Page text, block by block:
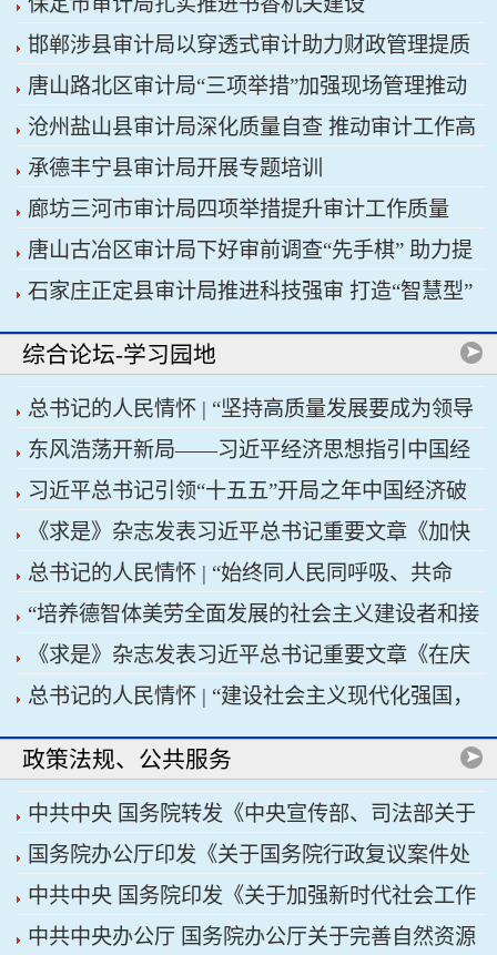
邯郸涉县审计局以穿透式审计助力财政管理提质
增效
唐山路北区审计局“三项举措”加强现场管理推动
审计工作科学规范
沧州盐山县审计局深化质量自查 推动审计工作高
质量发展
承德丰宁县审计局开展专题培训
廊坊三河市审计局四项举措提升审计工作质量
唐山古冶区审计局下好审前调查“先手棋” 助力提
升项目质效
石家庄正定县审计局推进科技强审 打造“智慧型”
审计机关
综合论坛-学习园地
总书记的人民情怀 | “坚持高质量发展要成为领导
干部政绩观的重要内容”
东风浩荡开新局——习近平经济思想指引中国经
济高质量发展行稳致远
习近平总书记引领“十五五”开局之年中国经济破
浪前行
《求是》杂志发表习近平总书记重要文章《加快
建设健康中国》
总书记的人民情怀 | “始终同人民同呼吸、共命
运、心连心”
“培养德智体美劳全面发展的社会主义建设者和接
班人”——习近平总书记的重要论述指引基础教育
改革发展开创新局面
《求是》杂志发表习近平总书记重要文章《在庆
祝中国共产党成立105周年大会上的讲话》
总书记的人民情怀 | “建设社会主义现代化强国，
关键在科技自立自强”
政策法规、公共服务
中共中央 国务院转发《中央宣传部、司法部关于
开展法治宣传教育的第九个五年规划（2026——
2030年）》
国务院办公厅印发《关于国务院行政复议案件处
理程序的若干规定》
中共中央 国务院印发《关于加强新时代社会工作
的意见》
中共中央办公厅 国务院办公厅关于完善自然资源